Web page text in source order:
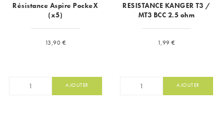
Résistance Aspire PockeX
(x5)
Prix
13,90 €
AJOUTER
RESISTANCE KANGER T3 /
MT3 BCC 2.5 ohm
Prix
1,99 €
AJOUTER